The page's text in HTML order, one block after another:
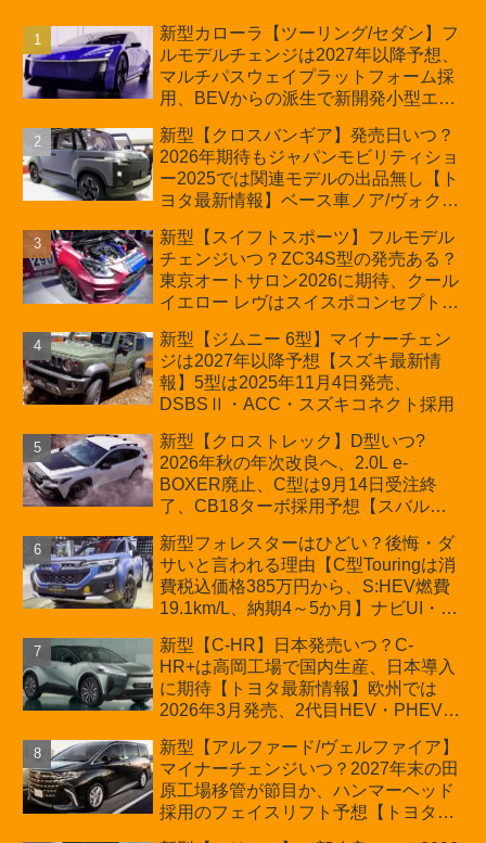
新型カローラ【ツーリング/セダン】フ
ルモデルチェンジは2027年以降予想、
マルチパスウェイプラットフォーム採
用、BEVからの派生で新開発小型エン
の採用は無しか【トヨタ最新情報】60
周年記念車発売
新型【クロスバンギア】発売日いつ？
2026年期待もジャパンモビリティショ
ー2025では関連モデルの出品無し【ト
ヨタ最新情報】ベース車ノア/ヴォクシ
ほか「コア」と「ツール」、デリカ
D:5対抗のクロスオーバーSUVミニバ
ン
新型【スイフトスポーツ】フルモデル
チェンジいつ？ZC34S型の発売ある？
東京オートサロン2026に期待、クール
イエロー レヴはスイスポコンセプト
プが争点【スズキ最新情報】特別仕様
車「ZC33S Final Edition」終了
新型【ジムニー 6型】マイナーチェン
ジは2027年以降予想【スズキ最新情
報】5型は2025年11月4日発売、
DSBSⅡ・ACC・スズキコネクト採用
新型【クロストレック】D型いつ?
2026年秋の年次改良へ、2.0L e-
BOXER廃止、C型は9月14日受注終
了、CB18ターボ採用予想【スバル最
新型フォレスターはひどい？後悔・ダ
サいと言われる理由【C型Touringは消
費税込価格385万円から、S:HEV燃費
19.1km/L、納期4～5か月】ナビUI・冬
カーオブザイヤーとJNCAP大賞受賞後
も残る注意点
新型【C-HR】日本発売いつ？C-
HR+は高岡工場で国内生産、日本導入
に期待【トヨタ最新情報】欧州では
2026年3月発売、2代目HEV・PHEVは
新型【アルファード/ヴェルファイア】
マイナーチェンジいつ？2027年末の田
原工場移管が節目か、ハンマーヘッド
採用のフェイスリフト予想【トヨタ最